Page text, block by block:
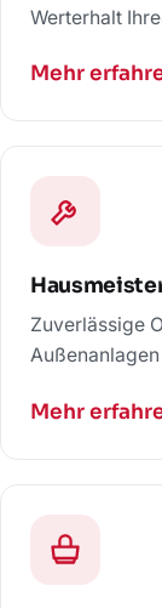
Werterhalt
Mehr
Zuverlässige
Mehr